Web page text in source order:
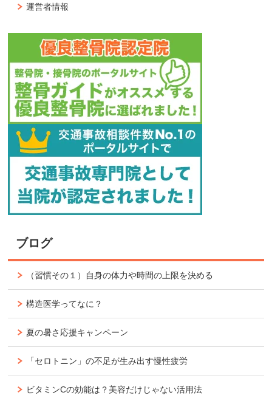
運営者情報
ブログ
（習慣その１）自身の体力や時間の上限を決める
構造医学ってなに？
夏の暑さ応援キャンペーン
「セロトニン」の不足が生み出す慢性疲労
ビタミンCの効能は？美容だけじゃない活用法